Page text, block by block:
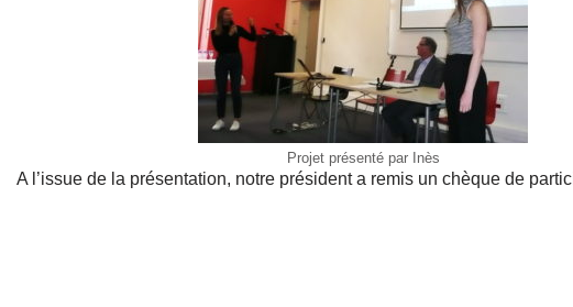
Projet présenté par Inès
A l’issue de la présentation, notre président a remis un chèque de